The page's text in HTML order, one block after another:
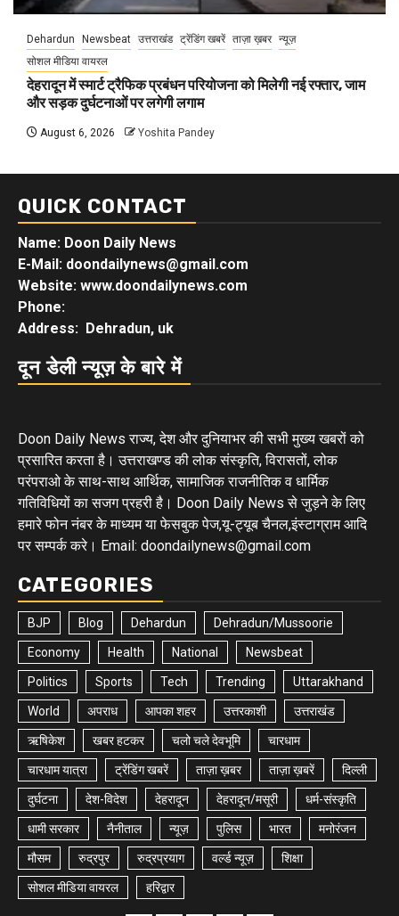
Dehardun Newsbeat उत्तराखंड ट्रेंडिंग खबरें ताज़ा ख़बर न्यूज़
सोशल मीडिया वायरल
देहरादून में स्मार्ट ट्रैफिक प्रबंधन परियोजना को मिलेगी नई रफ्तार, जाम
और सड़क दुर्घटनाओं पर लगेगी लगाम
August 6, 2026 Yoshita Pandey
QUICK CONTACT
Name: Doon Daily News
E-Mail: doondailynews@gmail.com
Website: www.doondailynews.com
Phone:
Address: Dehradun, uk
दून डेली न्यूज़ के बारे में
Doon Daily News राज्य, देश और दुनियाभर की सभी मुख्य खबरों को
प्रसारित करता है। उत्तराखण्ड की लोक संस्कृति, विरासतों, लोक
परंपराओ के साथ-साथ आर्थिक, सामाजिक राजनीतिक व धार्मिक
गतिविधियों का सजग प्रहरी है। Doon Daily News से जुड़ने के लिए
हमारे फोन नंबर के माध्यम या फेसबुक पेज,यू-ट्यूब चैनल,इंस्टाग्राम आदि
पर सम्पर्क करे। Email: doondailynews@gmail.com
CATEGORIES
BJP Blog Dehardun Dehradun/Mussoorie
Economy Health National Newsbeat
Politics Sports Tech Trending Uttarakhand
World अपराध आपका शहर उत्तरकाशी उत्तराखंड
ऋषिकेश खबर हटकर चलो चले देवभूमि चारधाम
चारधाम यात्रा ट्रेंडिंग खबरें ताज़ा ख़बर ताज़ा ख़बरें दिल्ली
दुर्घटना देश-विदेश देहरादून देहरादून/मसूरी धर्म-संस्कृति
धामी सरकार नैनीताल न्यूज़ पुलिस भारत मनोरंजन
मौसम रुद्रपुर रुद्रप्रयाग वर्ल्ड न्यूज़ शिक्षा
सोशल मीडिया वायरल हरिद्वार